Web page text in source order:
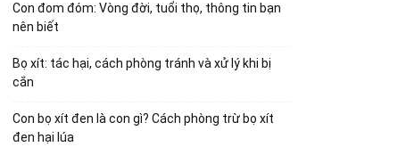
Con đom đóm: Vòng đời, tuổi thọ, thông tin bạn
nên biết
Bọ xít: tác hại, cách phòng tránh và xử lý khi bị
cắn
Con bọ xít đen là con gì? Cách phòng trừ bọ xít
đen hại lúa